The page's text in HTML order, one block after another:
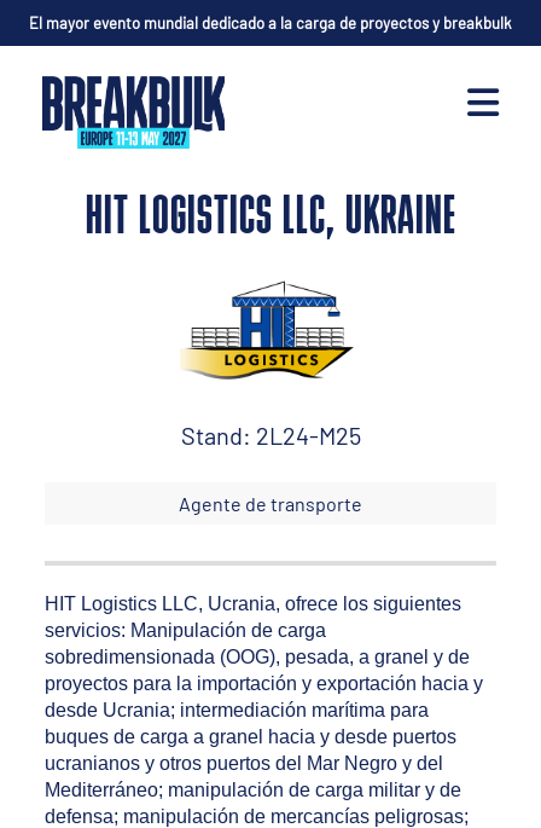
El mayor evento mundial dedicado a la carga de proyectos y breakbulk
HIT LOGISTICS LLC, UKRAINE
Stand: 2L24-M25
Agente de transporte
HIT Logistics LLC, Ucrania, ofrece los siguientes
servicios: Manipulación de carga
sobredimensionada (OOG), pesada, a granel y de
proyectos para la importación y exportación hacia y
desde Ucrania; intermediación marítima para
buques de carga a granel hacia y desde puertos
ucranianos y otros puertos del Mar Negro y del
Mediterráneo; manipulación de carga militar y de
defensa; manipulación de mercancías peligrosas;